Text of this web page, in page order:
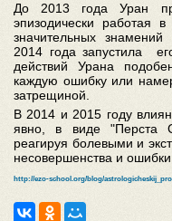
До 2013 года Уран
эпизодически работая
значительных
2014 года запустила
действий Урана
каждую ошибку или
затрещиной.
В 2014 и 2015 году
явно, в виде "Перста
реагируя болевыми и
несовершенства и
http://ezo-school.org/blog/